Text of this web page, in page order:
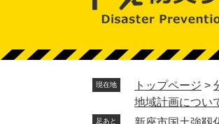
へ
現在地 トップページ >
地域計画につい
足あと